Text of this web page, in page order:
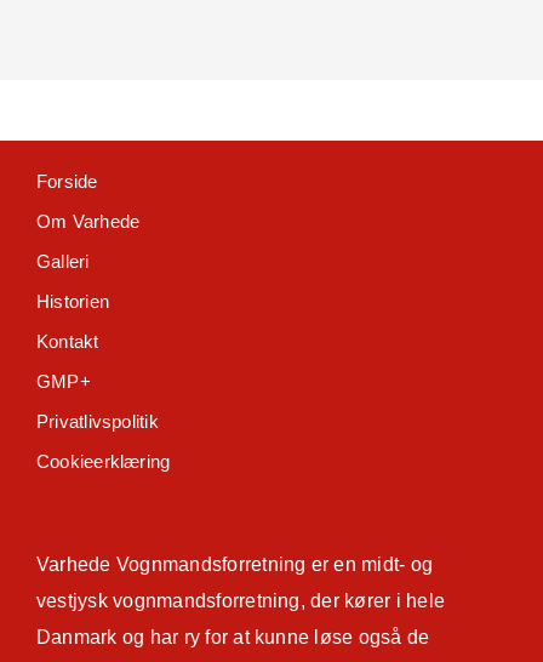
Forside
Om Varhede
Galleri
Historien
Kontakt
GMP+
Privatlivspolitik
Cookieerklæring
Varhede Vognmandsforretning er en midt- og
vestjysk vognmandsforretning, der kører i hele
Danmark og har ry for at kunne løse også de